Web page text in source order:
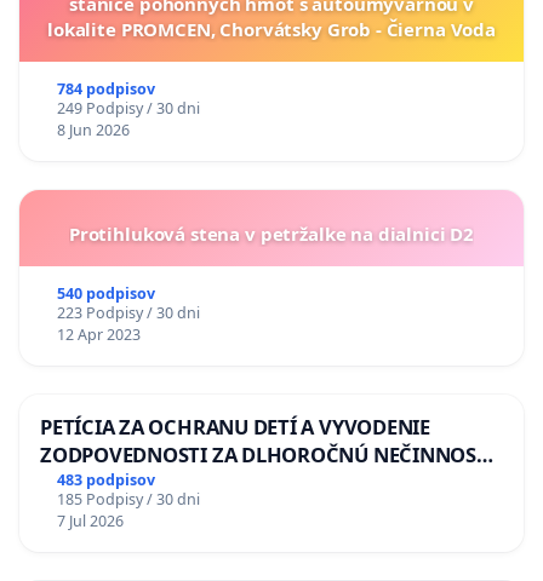
lokalite PROMCEN, Chorvátsky Grob - Čierna Voda
784 podpisov
249 Podpisy / 30 dni
8 Jun 2026
Protihluková stena v petržalke na dialnici D2
540 podpisov
223 Podpisy / 30 dni
12 Apr 2023
PETÍCIA ZA OCHRANU DETÍ A VYVODENIE
ZODPOVEDNOSTI ZA DLHOROČNÚ NEČINNOSŤ
A ZLYHANIE ŠTÁTU
483 podpisov
185 Podpisy / 30 dni
7 Jul 2026